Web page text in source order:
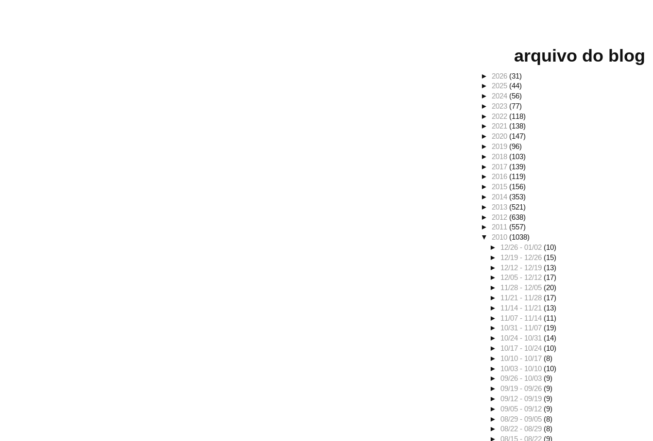
arquivo do blog
► 2026 (31)
► 2025 (44)
► 2024 (56)
► 2023 (77)
► 2022 (118)
►2021 (138)
► 2020 (147)
► 2019 (96)
► 2018 (103)
► 2017 (139)
►2016 (119)
► 2015 (156)
► 2014 (353)
► 2013 (521)
► 2012 (638)
►2011 (557)
▼ 2010 (1038)
► 12/26 - 01/02 (10)
► 12/19 - 12/26 (15)
► 12/12 - 12/19 (13)
► 12/05 - 12/12 (17)
► 11/28 - 12/05 (20)
► 11/21 - 11/28 (17)
► 11/14 - 11/21 (13)
► 11/07 - 11/14 (11)
► 10/31 - 11/07 (19)
► 10/24 - 10/31 (14)
► 10/17 - 10/24 (10)
► 10/10 - 10/17 (8)
► 10/03 - 10/10 (10)
►09/26 - 10/03 (9)
►09/19 - 09/26 (9)
►09/12 - 09/19 (9)
►09/05 - 09/12 (9)
►08/29 - 09/05 (8)
►08/22 - 08/29 (8)
►08/15 - 08/22 (9)